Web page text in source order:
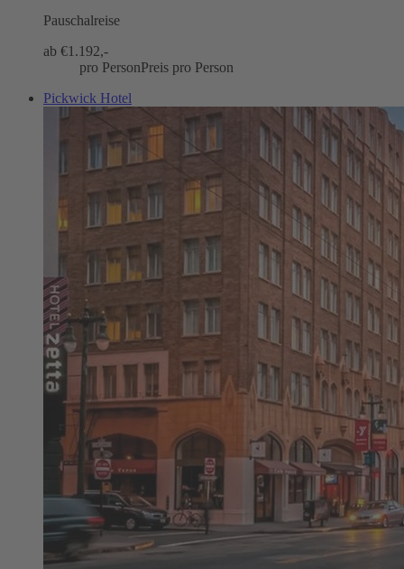
Pauschalreise
ab €1.192,-
pro PersonPreis pro Person
Pickwick Hotel